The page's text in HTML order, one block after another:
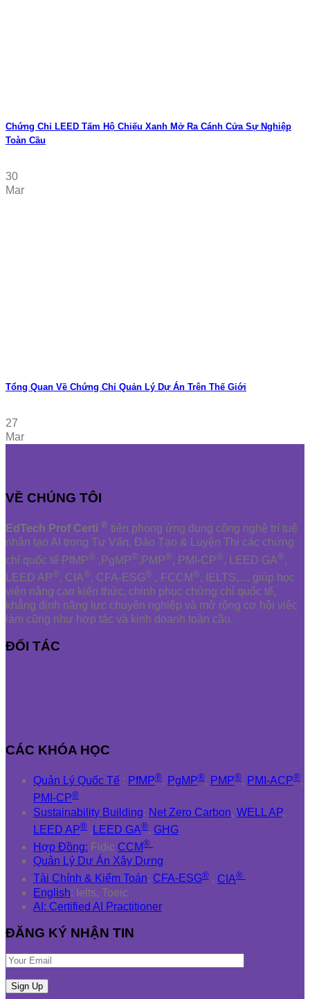
Chứng Chỉ LEED Tấm Hộ Chiếu Xanh Mở Ra Cánh Cửa Sự Nghiệp
Toàn Cầu
30
Mar
Tổng Quan Về Chứng Chỉ Quản Lý Dự Án Trên Thế Giới
27
Mar
VỀ CHÚNG TÔI
EdTech Prof Certi ® tiên phong ứng dụng công nghệ trí tuệ
nhân tạo AI trong Tư Vấn, Đào Tạo & Luyện Thi các chứng
chỉ quốc tế PfMP® ,PgMP®,PMP®, PMI-CP®, LEED GA®,
LEED AP®, CIA®, CFA-ESG® , FCCM®, IELTS,.... giúp học
viên nâng cao kiến thức, chinh phục chứng chỉ quốc tế,
khẳng định năng lực chuyên nghiệp và mở rộng cơ hội việc
làm cũng như hợp tác và kinh doanh toàn cầu.
ĐỐI TÁC
CÁC KHÓA HỌC
Quản Lý Quốc Tế : PfMP®, PgMP®, PMP®, PMI-ACP®,
PMI-CP®
Sustainability Building: Net Zero Carbon, WELL AP,
LEED AP® , LEED GA®, GHG
Hợp Đồng: Fidic CCM®
Quản Lý Dự Án Xây Dựng
Tài Chính & Kiểm Toán: CFA-ESG® , CIA®
English: Ielts, Toeic
AI: Certified AI Practitioner
ĐĂNG KÝ NHẬN TIN